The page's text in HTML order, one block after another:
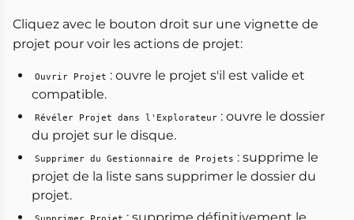
Cliquez avec le bouton droit sur une vignette de
projet pour voir les actions de projet:
Ouvrir Projet : ouvre le projet s'il est valide et
compatible.
Révéler Projet dans l'Explorateur : ouvre le dossier
du projet sur le disque.
Supprimer du Gestionnaire de Projets : supprime le
projet de la liste sans supprimer le dossier du
projet.